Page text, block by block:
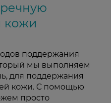
кожи
поддержания
мы выполняем
для поддержания
кожи. С помощью
просто